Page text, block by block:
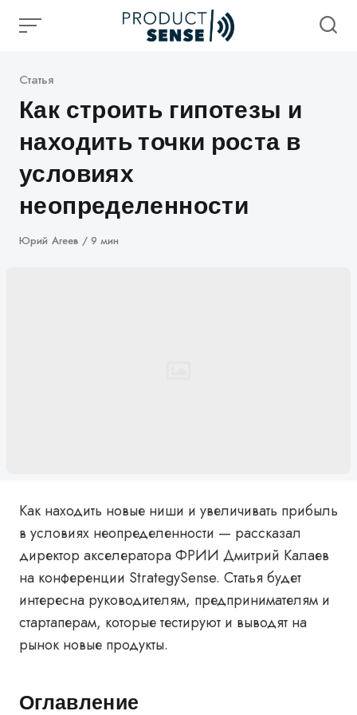
Категория
Статья
Как строить гипотезы и
находить точки роста в
условиях
неопределенности
Автор
Юрий Агеев 9 мин
Как находить новые ниши и увеличивать прибыль
в условиях неопределенности — рассказал
директор акселератора ФРИИ Дмитрий Калаев
на конференции StrategySense. Статья будет
интересна руководителям, предпринимателям и
стартаперам, которые тестируют и выводят на
рынок новые продукты.
Оглавление